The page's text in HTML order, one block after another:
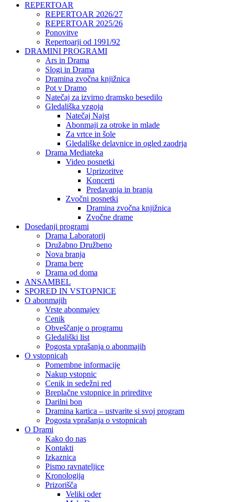
REPERTOAR
REPERTOAR 2026/27
REPERTOAR 2025/26
Ponovitve
Repertoarji od 1991/92
DRAMINI PROGRAMI
Ars in Drama
Slogi in Drama
Dramina zvočna knjižnica
Pot v Dramo
Natečaj za izvirno dramsko besedilo
Gledališka vzgoja
Natečaj Najst
Abonmaji za otroke in mlade
Za vrtce in šole
Gledališke delavnice in ogled zaodrja
Drama Mediateka
Video posnetki
Uprizoritve
Koncerti
Predavanja in branja
Zvočni posnetki
Dramina zvočna knjižnica
Zvočne drame
Dosedanji programi
Drama Laboratorij
Družabno Družbeno
Nova branja
Drama bere
Drama od doma
ANSAMBEL
SPORED IN VSTOPNICE
O abonmajih
Vrste abonmajev
Cenik
Obveščanje o programu
Gledališki list
Pogosta vprašanja o abonmajih
O vstopnicah
Pomembne informacije
Nakup vstopnic
Cenik in sedežni red
Breplačne vstopnice in prireditve
Darilni bon
Dramina kartica – ustvarite si svoj program
Pogosta vprašanja o vstopnicah
O Drami
Kako do nas
Kontakti
Izkaznica
Pismo ravnateljice
Kronologija
Prizorišča
Veliki oder